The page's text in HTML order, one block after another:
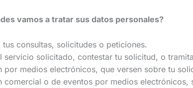
vamos a tratar sus datos personales?
tus consultas, solicitudes o peticiones.
servicio solicitado, contestar tu solicitud, o
por medios electrónicos, que versen sobre tu
comercial o de eventos por medios electrónicos,